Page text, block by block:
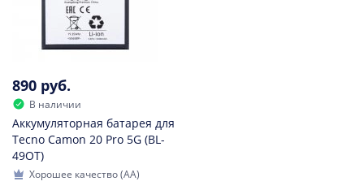
890 руб.
В наличии
Аккумуляторная батарея для
Tecno Camon 20 Pro 5G (BL-
49OT)
Хорошее качество (AA)